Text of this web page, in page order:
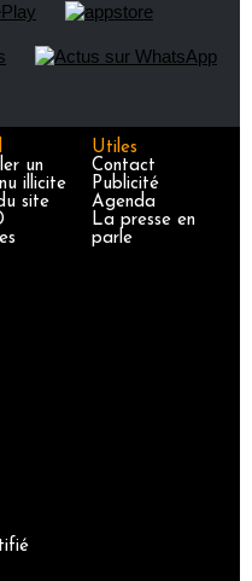
un
illicite
site
Utiles
Contact
Publicité
Agenda
La presse en
parle